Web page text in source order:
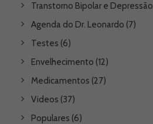
Transtorno Bipolar e Depressão
Agenda do Dr. Leonardo (7)
Testes (6)
Envelhecimento (12)
Medicamentos (27)
Videos (37)
Populares (6)